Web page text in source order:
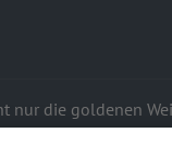
nur die goldenen
ROCK ANTENNE